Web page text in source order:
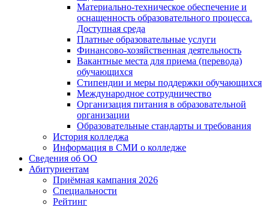
Материально-техническое обеспечение и
оснащенность образовательного процесса.
Доступная среда
Платные образовательные услуги
Финансово-хозяйственная деятельность
Вакантные места для приема (перевода)
обучающихся
Стипендии и меры поддержки обучающихся
Международное сотрудничество
Организация питания в образовательной
организации
Образовательные стандарты и требования
История колледжа
Информация в СМИ о колледже
Сведения об ОО
Абитуриентам
Приёмная кампания 2026
Специальности
Рейтинг